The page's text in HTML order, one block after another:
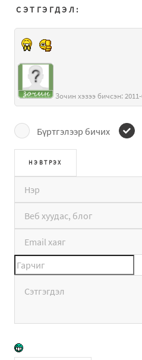
СЭТГЭГДЭЛ:
Бүртгэлээр бичих